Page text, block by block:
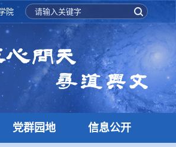
院
党群园地 信息公开